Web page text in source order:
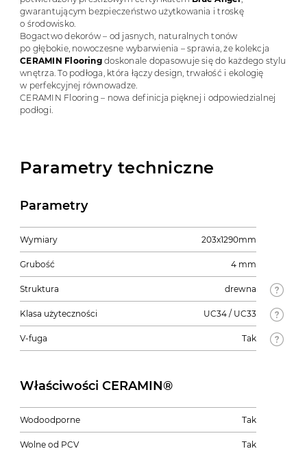
gwarantującym bezpieczeństwo użytkowania i troskę
o środowisko.
Bogactwo dekorów – od jasnych, naturalnych tonów
po głębokie, nowoczesne wybarwienia – sprawia, że kolekcja
CERAMIN Flooringdoskonale dopasowuje się do każdego stylu
wnętrza. To podłoga, która łączy design, trwałość i ekologię
w perfekcyjnej równowadze.
CERAMIN Flooring – nowa definicja pięknej i odpowiedzialnej
podłogi.
Parametry techniczne
Parametry
Wymiary 203x1290mm
Grubość 4 mm
Struktura drewna
Klasa użyteczności UC34 / UC33
V-fuga Tak
Właściwości CERAMIN®
Wodoodporne Tak
Wolne od PCV Tak